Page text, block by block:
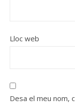
Lloc web
Desa el meu nom,